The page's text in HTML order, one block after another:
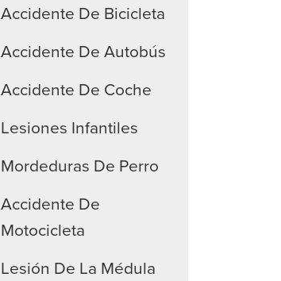
Accidente De Bicicleta
Accidente De Autobús
Accidente De Coche
Lesiones Infantiles
Mordeduras De Perro
Accidente De
Motocicleta
Lesión De La Médula